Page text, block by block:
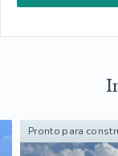
Pronto para